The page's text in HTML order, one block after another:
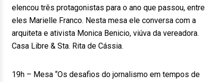
elencou três protagonistas para o ano que passou, entre
eles Marielle Franco. Nesta mesa ele conversa com a
arquiteta e ativista Monica Benicio, viúva da vereadora.
Casa Libre & Sta. Rita de Cássia.
19h – Mesa “Os desafios do jornalismo em tempos de